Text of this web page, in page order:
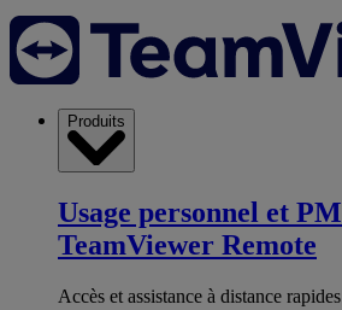
Produits
Usage personnel et
TeamViewer Remote
Accès et assistance à distance